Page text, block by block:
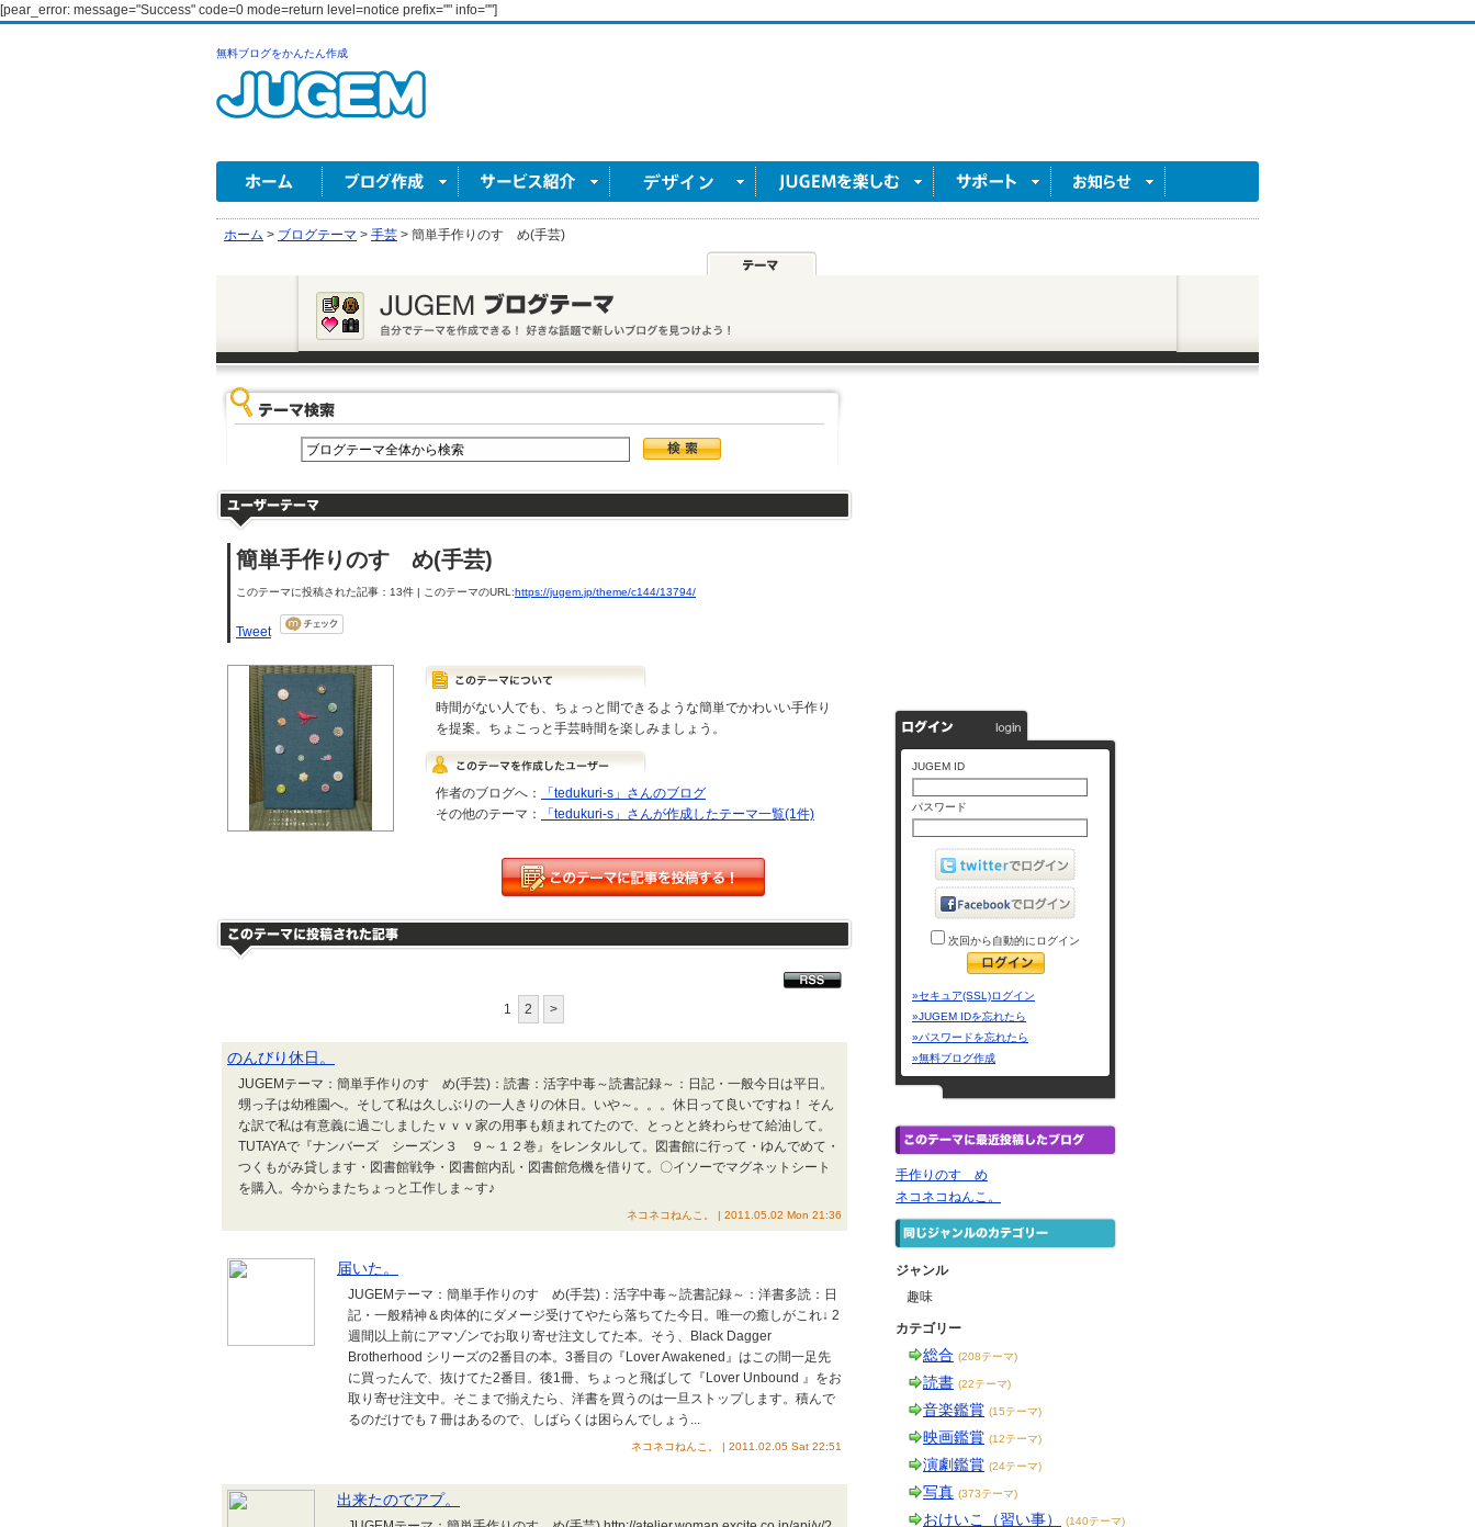
[pear_error: message="Success" code=0 mode=return level=notice prefix="" info=""]
無料ブログをかんたん作成
ホーム > ブログテーマ > 手芸 > 簡単手作りのすゝめ(手芸)
簡単手作りのすゝめ(手芸)
このテーマに投稿された記事：13件 | このテーマのURL:https://jugem.jp/theme/c144/13794/
Tweet
時間がない人でも、ちょっと間できるような簡単でかわいい手作り
を提案。ちょこっと手芸時間を楽しみましょう。
作者のブログへ：
「tedukuri-s」さんのブログ
その他のテーマ：
「tedukuri-s」さんが作成したテーマ一覧(1件)
1 2 >
のんびり休日。
JUGEMテーマ：簡単手作りのすゝめ(手芸)：読書：活字中毒～読書記録～：日記・一般今日は平日。
甥っ子は幼稚園へ。そして私は久しぶりの一人きりの休日。いや～。。。休日って良いですね！ そん
な訳で私は有意義に過ごしましたｖｖｖ家の用事も頼まれてたので、とっとと終わらせて給油して。
TUTAYAで『ナンバーズ シーズン３ ９～１２巻』をレンタルして。図書館に行って・ゆんでめて・
つくもがみ貸します・図書館戦争・図書館内乱・図書館危機を借りて。〇イソーでマグネットシート
を購入。今からまたちょっと工作しま～す♪
ネコネコねんこ。 | 2011.05.02 Mon 21:36
届いた。
JUGEMテーマ：簡単手作りのすゝめ(手芸)：活字中毒～読書記録～：洋書多読：日
記・一般精神＆肉体的にダメージ受けてやたら落ちてた今日。唯一の癒しがこれ↓ 2
週間以上前にアマゾンでお取り寄せ注文してた本。そう、Black Dagger
Brotherhood シリーズの2番目の本。3番目の『Lover Awakened』はこの間一足先
に買ったんで、抜けてた2番目。後1冊、ちょっと飛ばして『Lover Unbound 』をお
取り寄せ注文中。そこまで揃えたら、洋書を買うのは一旦ストップします。積んで
るのだけでも７冊はあるので、しばらくは困らんでしょう...
ネコネコねんこ。 | 2011.02.05 Sat 22:51
出来たのでアプ。
JUGEM ID
パスワード
次回から自動的にログイン
»セキュア(SSL)ログイン
»JUGEM IDを忘れたら
»パスワードを忘れたら
»無料ブログ作成
手作りのすゝめ
ネコネコねんこ。
ジャンル
趣味
カテゴリー
総合 (208テーマ)
読書 (22テーマ)
音楽鑑賞 (15テーマ)
映画鑑賞 (12テーマ)
演劇鑑賞 (24テーマ)
写真 (373テーマ)
おけいこ（習い事） (140テーマ)